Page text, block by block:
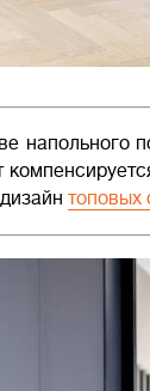
напольного
топовых